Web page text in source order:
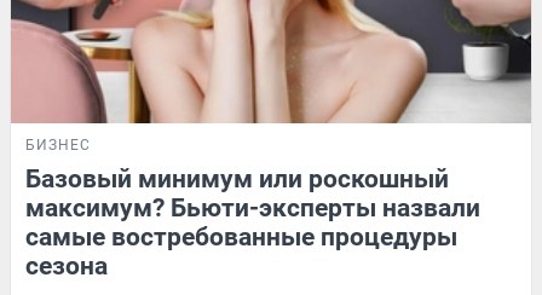
БИЗНЕС
Базовый минимум или роскошный
максимум? Бьюти-эксперты назвали
самые востребованные процедуры
сезона